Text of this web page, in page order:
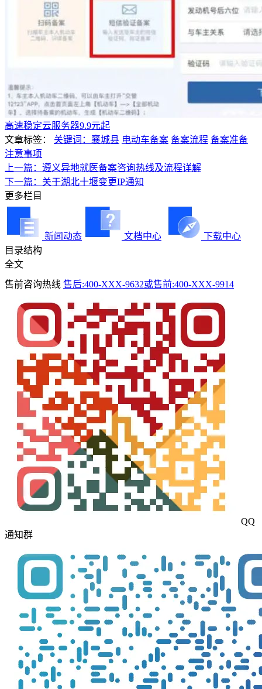
高速稳定云服务器9.9元起
文章标签：
关键词：襄城县 电动车备案 备案流程 备案准备
注意事项
上一篇：遵义异地就医备案咨询热线及流程详解
下一篇：关于湖北十堰变更IP通知
更多栏目
新闻动态 文档中心
下载中心
目录结构
全文
售前咨询热线 售后:400-XXX-9632或售前:400-XXX-9914
QQ
通知群